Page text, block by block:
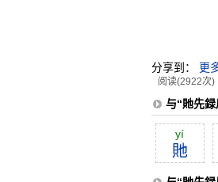
分享到： 更
阅读(2922次)
与“貤先
yí
貤